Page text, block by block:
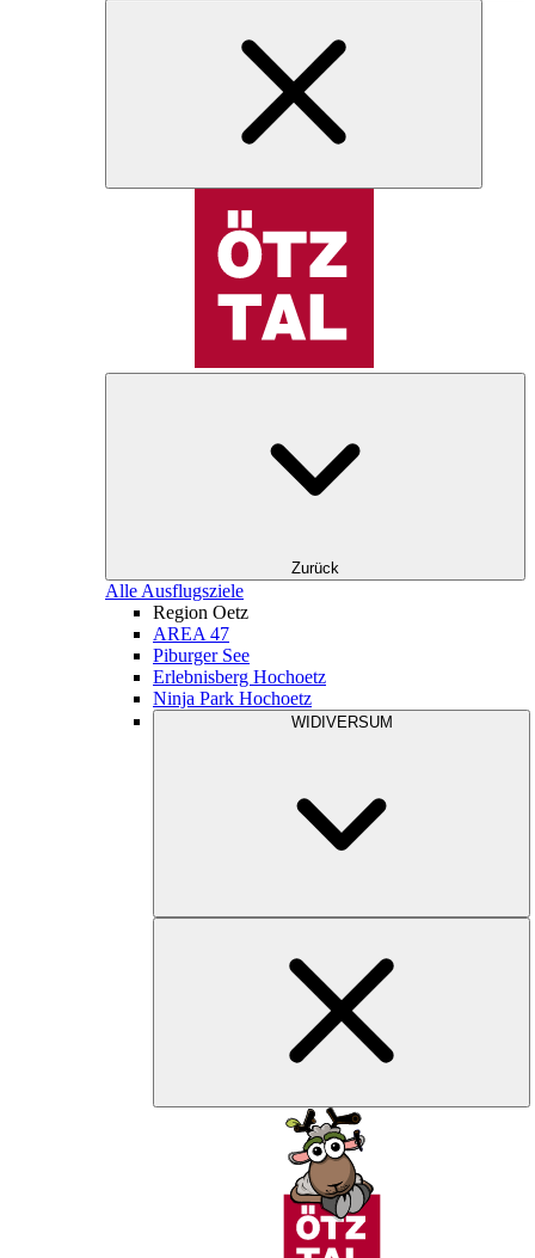
Zurück
Alle Ausflugsziele
Region Oetz
AREA 47
Piburger See
Erlebnisberg Hochoetz
Ninja Park Hochoetz
WIDIVERSUM